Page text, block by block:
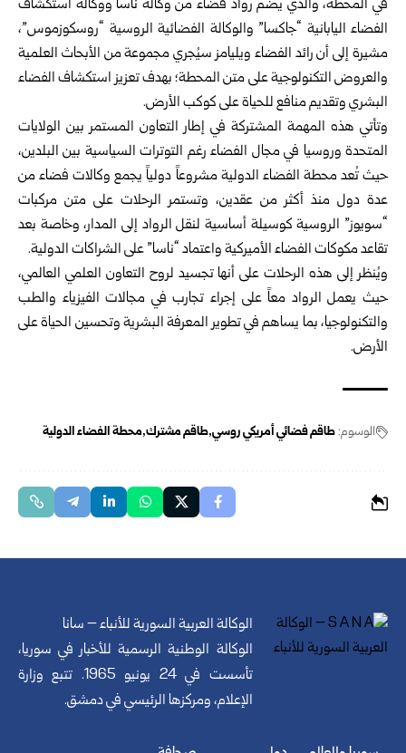
في المحطة، والذي يضم رواد فضاء من وكالة ناسا ووكالة استكشاف
الفضاء اليابانية “جاكسا” والوكالة الفضائية الروسية “روسكوزموس”،
مشيرة إلى أن رائد الفضاء ويليامز سيُجري مجموعة من الأبحاث العلمية
والعروض التكنولوجية على متن المحطة؛ بهدف تعزيز استكشاف الفضاء
البشري وتقديم منافع للحياة على كوكب الأرض.
وتأتي هذه المهمة المشتركة في إطار التعاون المستمر بين الولايات
المتحدة وروسيا في مجال الفضاء رغم التوترات السياسية بين البلدين،
حيث تُعد محطة الفضاء الدولية مشروعاً دولياً يجمع وكالات فضاء من
عدة دول منذ أكثر من عقدين، وتستمر الرحلات على متن مركبات
“سويوز” الروسية كوسيلة أساسية لنقل الرواد إلى المدار، وخاصة بعد
تقاعد مكوكات الفضاء الأميركية واعتماد “ناسا” على الشراكات الدولية.
ويُنظر إلى هذه الرحلات على أنها تجسيد لروح التعاون العلمي العالمي،
حيث يعمل الرواد معاً على إجراء تجارب في مجالات الفيزياء والطب
والتكنولوجيا، بما يساهم في تطوير المعرفة البشرية وتحسين الحياة على
الأرض.
الوسوم:طاقم فضائي أمريكي روسي طاقم مشترك محطة الفضاء الدولية
الوكالة العربية السورية للأنباء – سانا
الوكالة الوطنية الرسمية للأخبار في سوريا،
تأسست في 24 يونيو 1965. تتبع وزارة
الإعلام، ومركزها الرئيسي في دمشق.